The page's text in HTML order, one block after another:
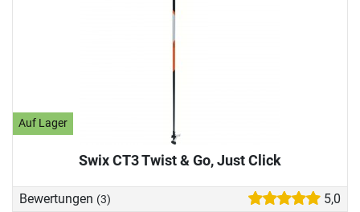
Auf Lager
Swix CT3 Twist & Go, Just Click
Bewertungen (3) 5,0